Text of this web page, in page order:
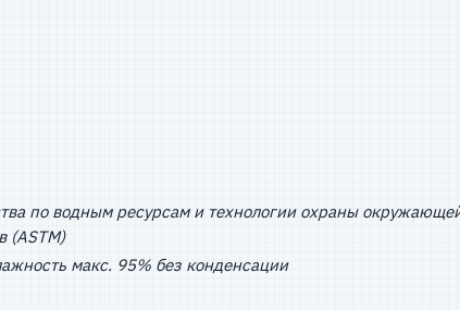
по водным ресурсам и технологии охраны
(ASTM)
макс. 95% без конденсации